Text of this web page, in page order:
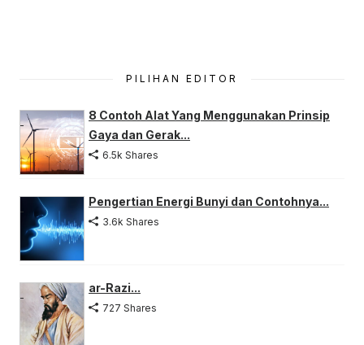
PILIHAN EDITOR
8 Contoh Alat Yang Menggunakan Prinsip
Gaya dan Gerak...
6.5k Shares
Pengertian Energi Bunyi dan Contohnya...
3.6k Shares
ar-Razi...
727 Shares